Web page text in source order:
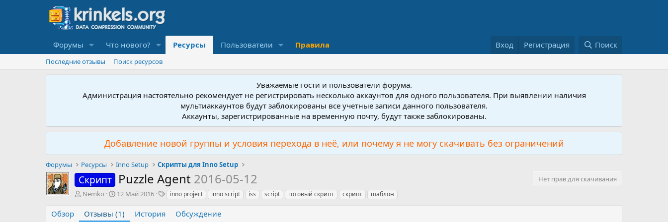
Форумы Что нового? Ресурсы Пользователи Правила Вход Регистрация Поиск
Последние отзывы Поиск ресурсов
Уважаемые гости и пользователи форума.
Администрация настоятельно рекомендует не регистрировать несколько аккаунтов для одного пользователя. При выявлении наличия
мультиаккаунтов будут заблокированы все учетные записи данного пользователя.
Аккаунты, зарегистрированные на временную почту, будут также заблокированы.
Добавление новой группы и условия перехода в неё, или почему я не могу скачивать без ограничений
Форумы Ресурсы Inno Setup Скрипты для Inno Setup
Скрипт Puzzle Agent 2016-05-12
Нет прав для скачивания
А
т
о
Nemko
Д
т
а
12 Май 2016
Т inno project inno script iss script готовый скрипт скрипт шаблон
Обзор Отзывы (1) История Обсуждение